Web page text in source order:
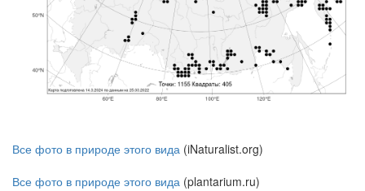
Все фото в природе этого вида (iNaturalist.org)
Все фото в природе этого вида (plantarium.ru)